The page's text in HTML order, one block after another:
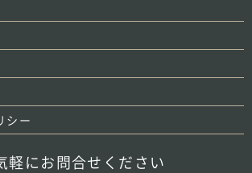
シー
軽にお問合せください